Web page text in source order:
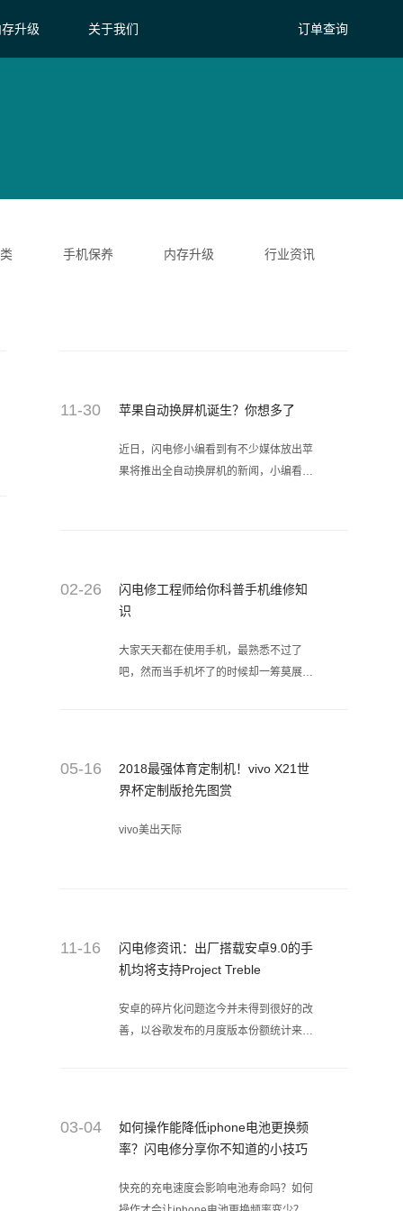
升级 关于我们 订单查询
手机保养 内存升级 行业资讯
11-30 苹果自动换屏机诞生？你想多了
近日，闪电修小编看到有不少媒体放出苹
果将推出全自动换屏机的新闻，小编看了
02-26
闪电修工程师给你科普手机维修知
识
大家天天都在使用手机，最熟悉不过了
吧，然而当手机坏了的时候却一筹莫展，
05-16
2018最强体育定制机！vivo X21世
界杯定制版抢先图赏
vivo美出天际
11-16
闪电修资讯：出厂搭载安卓9.0的手
机均将支持Project Treble
安卓的碎片化问题迄今并未得到很好的改
善，以谷歌发布的月度版本份额统计来
03-04
如何操作能降低iphone电池更换频
率？闪电修分享你不知道的小技巧
快充的充电速度会影响电池寿命吗？如何